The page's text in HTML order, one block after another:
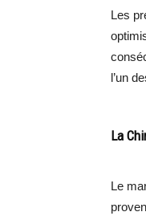
Les
l’un
La
Le